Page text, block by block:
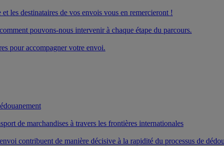
les destinataires de vos envois vous en remercieront !
pouvons-nous intervenir à chaque étape du parcours.
pour accompagner votre envoi.
de marchandises à travers les frontières internationales
contribuent de manière décisive à la rapidité du processus de